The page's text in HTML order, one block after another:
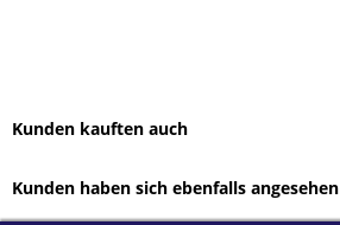
Kunden kauften auch
Kunden haben sich ebenfalls angesehen